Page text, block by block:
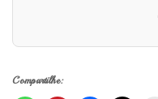
Compartilhe: